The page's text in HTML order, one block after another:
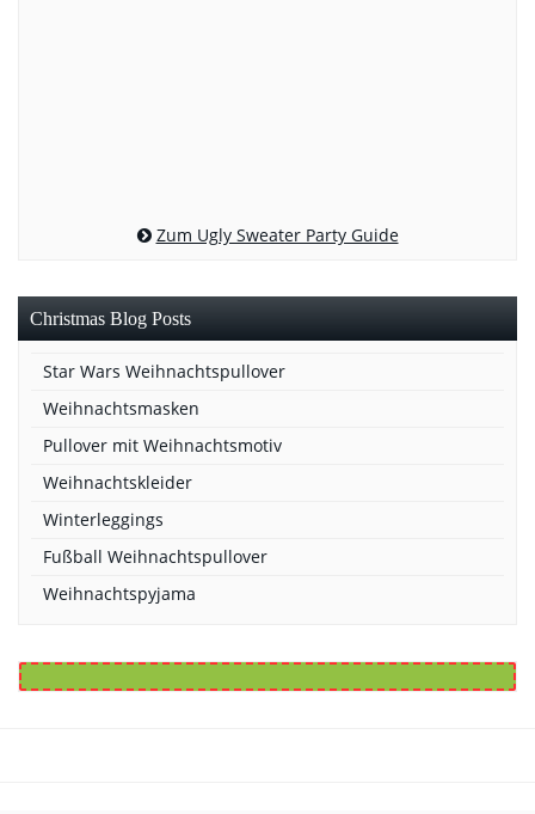
Zum Ugly Sweater Party Guide
Christmas Blog Posts
Star Wars Weihnachtspullover
Weihnachtsmasken
Pullover mit Weihnachtsmotiv
Weihnachtskleider
Winterleggings
Fußball Weihnachtspullover
Weihnachtspyjama